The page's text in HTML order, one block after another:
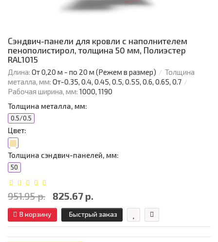
Сэндвич-панели для кровли с наполнителем
пенополистирол, толщина 50 мм, Полиэстер
RAL1015
Длина: От 0,20 м - по 20 м (Режем в размер)
Толщина
металла, мм: От-0.35, 0.4, 0.45, 0.5, 0.55, 0.6, 0.65, 0.7
Рабочая ширина, мм: 1000, 1190
Толщина металла, мм:
0.5/0.5
Цвет:
Толщина сэндвич-панелей, мм:
50
951.95 р. 825.67 р.
В корзину Быстрый заказ